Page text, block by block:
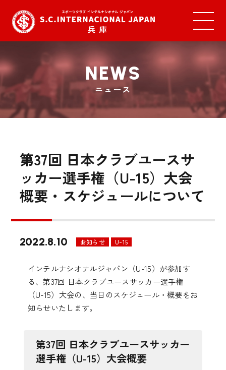
NEWS
ニュース
第37回 日本クラブユースサ
ッカー選手権（U-15）大会
概要・スケジュールについて
2022.8.10 お知らせ U-15
インテルナシオナルジャパン（U-15）が参加す
る、第37回 日本クラブユースサッカー選手権
（U-15）大会の、当日のスケジュール・概要をお
知らせいたします。
第37回 日本クラブユースサッカー
選手権（U-15）大会概要